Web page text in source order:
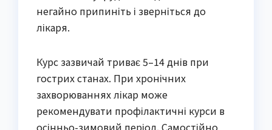
негайно припиніть і зверніться до
лікаря.
Курс зазвичай триває 5–14 днів при
гострих станах. При хронічних
захворюваннях лікар може
рекомендувати профілактичні курси в
осінньо-зимовий період. Самостійно